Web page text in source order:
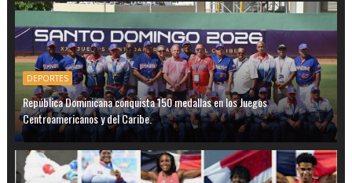
DEPORTES
República Dominicana conquista 150 medallas en los Juegos
Centroamericanos y del Caribe.